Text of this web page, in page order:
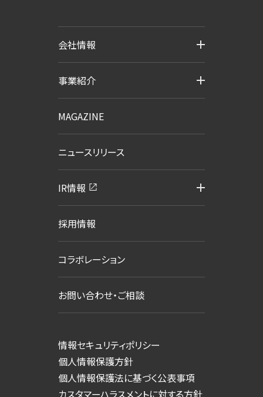
会社情報
事業紹介
MAGAZINE
ニュースリリース
IR情報
採用情報
コラボレーション
お問い合わせ・ご相談
情報セキュリティポリシー
個人情報保護方針
個人情報保護法に基づく公表事項
カスタマーハラスメントに対する方針